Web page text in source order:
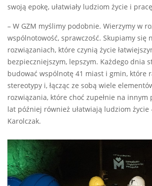
swoją epokę, ułatwiały ludziom życie i
– W GZM myślimy podobnie. Wierzymy w
wspólnotowość, sprawczość. Skupiamy się
rozwiązaniach, które czynią życie
bezpieczniejszym, lepszym. Każdego dnia
budować wspólnotę 41 miast i gmin, które
stereotypy i, łącząc ze sobą wiele
rozwiązania, które choć zupełnie na innym
lat później również ułatwiają ludziom życie
Karolczak.